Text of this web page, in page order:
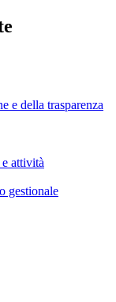
e della trasparenza
attività
gestionale